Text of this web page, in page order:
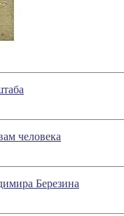
человека
Березина